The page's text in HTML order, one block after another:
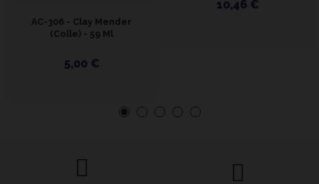
AC-306 - Clay Mender
(colle) - 59 Ml
5,00 €
10,46 €